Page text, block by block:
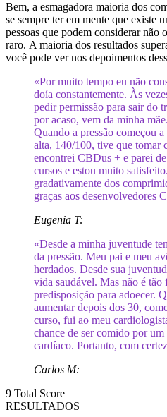
Bem, a esmagadora maioria dos
se sempre ter em mente que existe
pessoas que podem considerar não
raro. A maioria dos resultados
você pode ver nos depoimentos
«Por muito tempo eu não
doía constantemente. Às
pedir permissão para sair do
por acaso, vem da minha
Quando a pressão começou
alta, 140/100, tive que tomar
encontrei CBDus + e parei
cursos e estou muito
gradativamente dos
graças aos desenvolvedores
Eugenia T:
«Desde a minha juventude
da pressão. Meu pai e meu
herdados. Desde sua
vida saudável. Mas não é
predisposição para adoecer.
aumentar depois dos 30,
curso, fui ao meu
chance de ser comido por
cardíaco. Portanto, com
Carlos M:
9 Total Score
RESULTADOS